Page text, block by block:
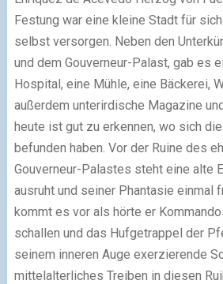
Festung war eine kleine Stadt für
selbst versorgen. Neben den
und dem Gouverneur-Palast, gab es
Hospital, eine Mühle, eine Bäckerei,
außerdem unterirdische Magazine
heute ist gut zu erkennen, wo sich
befunden haben. Vor der Ruine des
Gouverneur-Palastes steht eine alte
ausruht und seiner Phantasie einmal
kommt es vor als hörte er
schallen und das Hufgetrappel der
seinem inneren Auge exerzierende
mittelalterliches Treiben in diesen